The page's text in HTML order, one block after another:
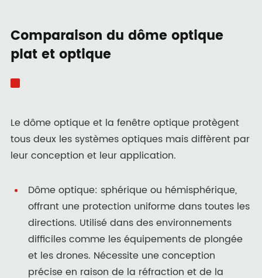
Comparaison du dôme optique
plat et optique
Le dôme optique et la fenêtre optique protègent
tous deux les systèmes optiques mais diffèrent par
leur conception et leur application.
Dôme optique: sphérique ou hémisphérique,
offrant une protection uniforme dans toutes les
directions. Utilisé dans des environnements
difficiles comme les équipements de plongée
et les drones. Nécessite une conception
précise en raison de la réfraction et de la